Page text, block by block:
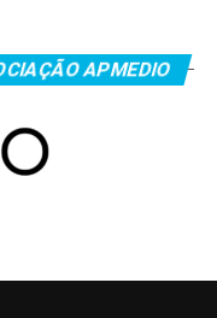
APMEDIO